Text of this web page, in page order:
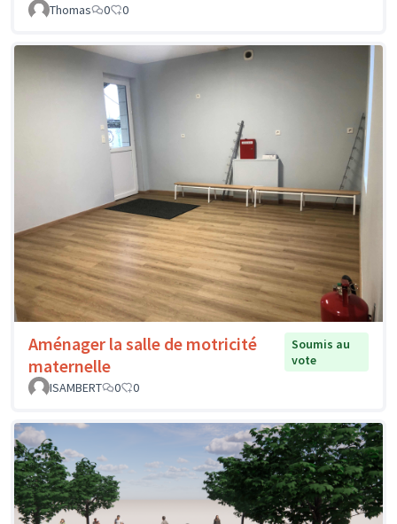
Thomas
0 0
Aménager la salle de motricité
maternelle
Soumis au
vote
ISAMBERT
0 0